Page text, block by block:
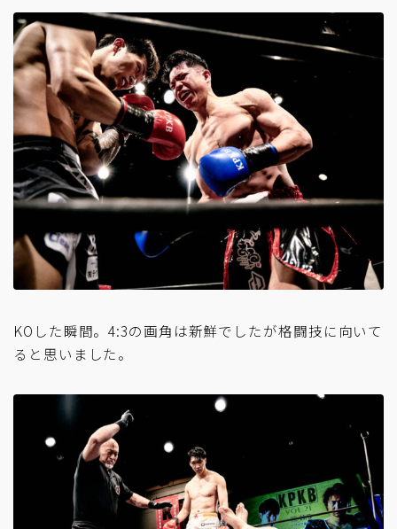
KOした瞬間。4:3の画角は新鮮でしたが格闘技に向いて
ると思いました。